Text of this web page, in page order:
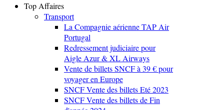
Top Affaires
Transport
La Compagnie aérienne TAP Air
Portugal
Redressement judiciaire pour
Aigle Azur & XL Airways
Vente de billets SNCF à 39 € pour
voyager en Europe
SNCF Vente des billets Eté 2023
SNCF Vente des billets de Fin